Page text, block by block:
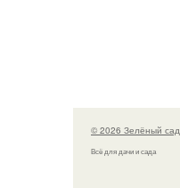
© 2026 Зелёный сад
Всё для дачи и сада